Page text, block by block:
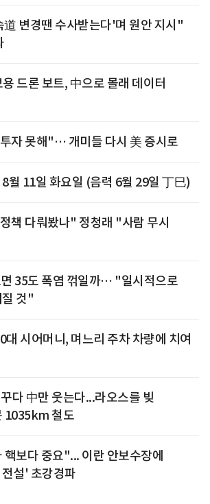
변경땐 수사받는다'며 원안 지시"
드론 보트, 中으로 몰래 데이터
자 못해"… 개미들 다시 美 증시로
월 11일 화요일 (음력 6월 29일 丁巳)
책 다뤄봤나" 정청래 "사람 무시
35도 폭염 꺾일까… "일시적으로
질 것"
대 시어머니, 며느리 주차 차량에 치여
다 中만 웃는다...라오스를 빚
1035km 철도
보다 중요"... 이란 안보수장에
설' 초강경파